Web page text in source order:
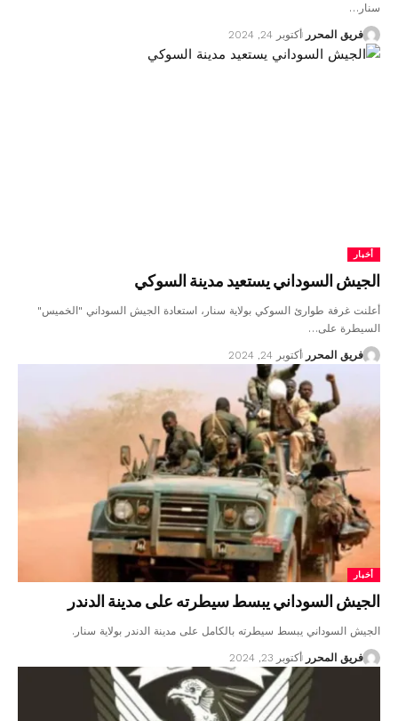
سنار…
فريق المحرر أكتوبر 24, 2024
أخبار
الجيش السوداني يستعيد مدينة السوكي
أعلنت غرفة طوارئ السوكي بولاية سنار، استعادة الجيش السوداني "الخميس"
السيطرة على…
فريق المحرر أكتوبر 24, 2024
أخبار
الجيش السوداني يبسط سيطرته على مدينة الدندر
الجيش السوداني يبسط سيطرته بالكامل على مدينة الدندر بولاية سنار.
فريق المحرر أكتوبر 23, 2024